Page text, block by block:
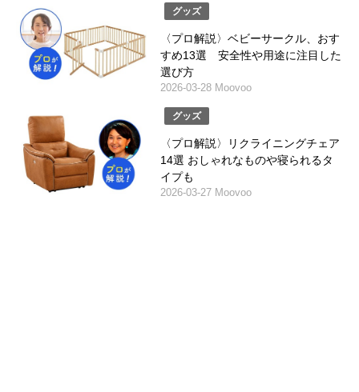
グッズ
〈プロ解説〉ベビーサークル、おす
すめ13選 安全性や用途に注目した
選び方
2026-03-28 Moovoo
グッズ
〈プロ解説〉リクライニングチェア
14選 おしゃれなものや寝られるタ
イプも
2026-03-27 Moovoo